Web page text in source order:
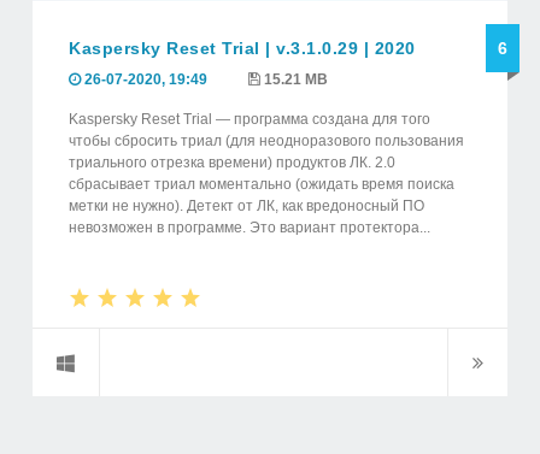
Kaspersky Reset Trial | v.3.1.0.29 | 2020 6
26-07-2020, 19:49 15.21 MB
Kaspersky Reset Trial — программа создана для того
чтобы сбросить триал (для неодноразового пользования
триального отрезка времени) продуктов ЛК. 2.0
сбрасывает триал моментально (ожидать время поиска
метки не нужно). Детект от ЛК, как вредоносный ПО
невозможен в программе. Это вариант протектора...